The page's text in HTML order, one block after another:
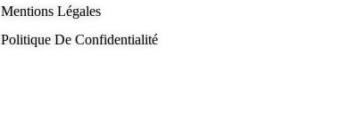
Mentions Légales
Politique De Confidentialité